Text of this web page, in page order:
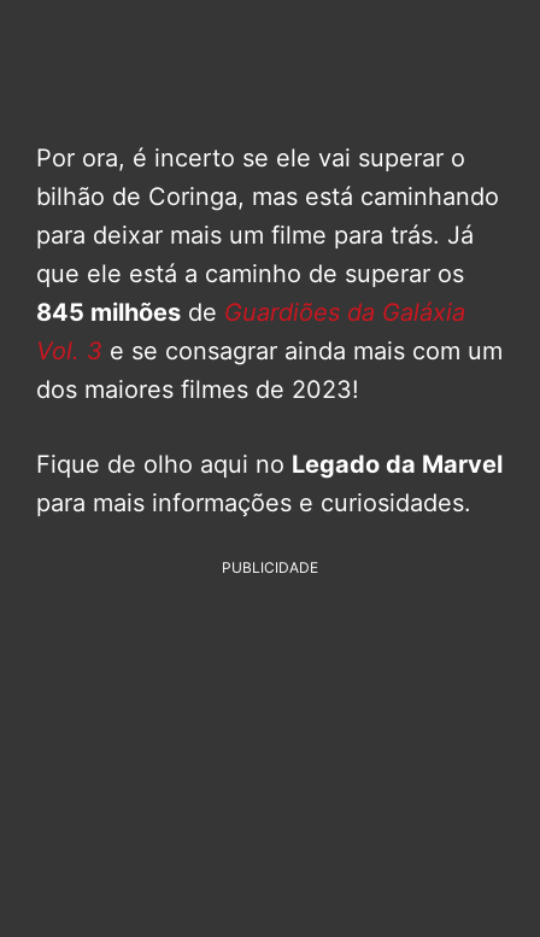
Por ora, é incerto se ele vai superar o
bilhão de Coringa, mas está caminhando
para deixar mais um filme para trás. Já
que ele está a caminho de superar os
845 milhões de Guardiões da Galáxia
Vol. 3 e se consagrar ainda mais com um
dos maiores filmes de 2023!
Fique de olho aqui no Legado da Marvel
para mais informações e curiosidades.
PUBLICIDADE